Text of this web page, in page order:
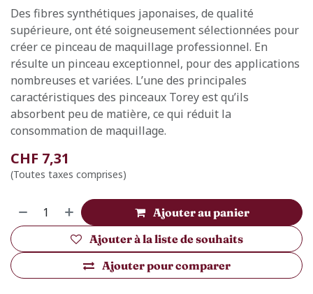
Des fibres synthétiques japonaises, de qualité
supérieure, ont été soigneusement sélectionnées pour
créer ce pinceau de maquillage professionnel. En
résulte un pinceau exceptionnel, pour des applications
nombreuses et variées. L’une des principales
caractéristiques des pinceaux Torey est qu’ils
absorbent peu de matière, ce qui réduit la
consommation de maquillage.
CHF 7,31
(Toutes taxes comprises)
Ajouter au panier
Ajouter pour comparer
Ajouter à la liste de souhaits